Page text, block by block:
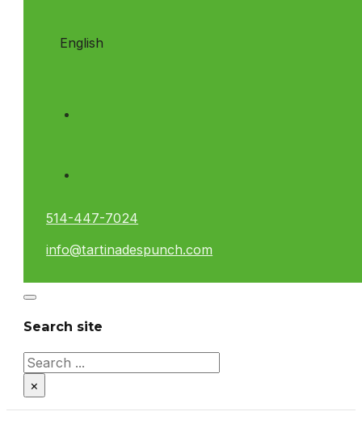
English
514-447-7024
info@tartinadespunch.com
Search site
Search
×